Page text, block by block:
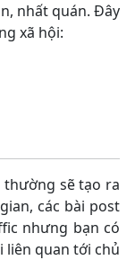
nhất quán. Đây
xã hội:
thường sẽ tạo ra
các bài post
nhưng bạn có
liên quan tới chủ